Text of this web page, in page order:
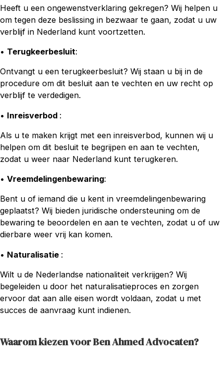
Heeft u een ongewenstverklaring gekregen? Wij helpen u
om tegen deze beslissing in bezwaar te gaan, zodat u uw
verblijf in Nederland kunt voortzetten.
• Terugkeerbesluit:
Ontvangt u een terugkeerbesluit? Wij staan u bij in de
procedure om dit besluit aan te vechten en uw recht op
verblijf te verdedigen.
• Inreisverbod :
Als u te maken krijgt met een inreisverbod, kunnen wij u
helpen om dit besluit te begrijpen en aan te vechten,
zodat u weer naar Nederland kunt terugkeren.
• Vreemdelingenbewaring:
Bent u of iemand die u kent in vreemdelingenbewaring
geplaatst? Wij bieden juridische ondersteuning om de
bewaring te beoordelen en aan te vechten, zodat u of uw
dierbare weer vrij kan komen.
• Naturalisatie :
Wilt u de Nederlandse nationaliteit verkrijgen? Wij
begeleiden u door het naturalisatieproces en zorgen
ervoor dat aan alle eisen wordt voldaan, zodat u met
succes de aanvraag kunt indienen.
Waarom kiezen voor Ben Ahmed Advocaten?